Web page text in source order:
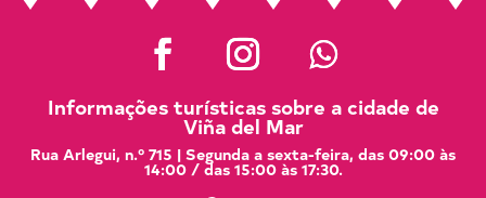
Informações turísticas sobre a cidade de
Viña del Mar
Rua Arlegui, n.º 715 | Segunda a sexta-feira, das 09:00 às
14:00 / das 15:00 às 17:30.